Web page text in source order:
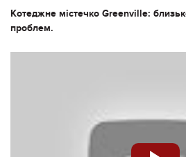
Котеджне містечко Greenville:
проблем.